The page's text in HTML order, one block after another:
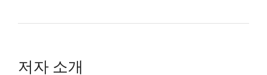
저자 소개